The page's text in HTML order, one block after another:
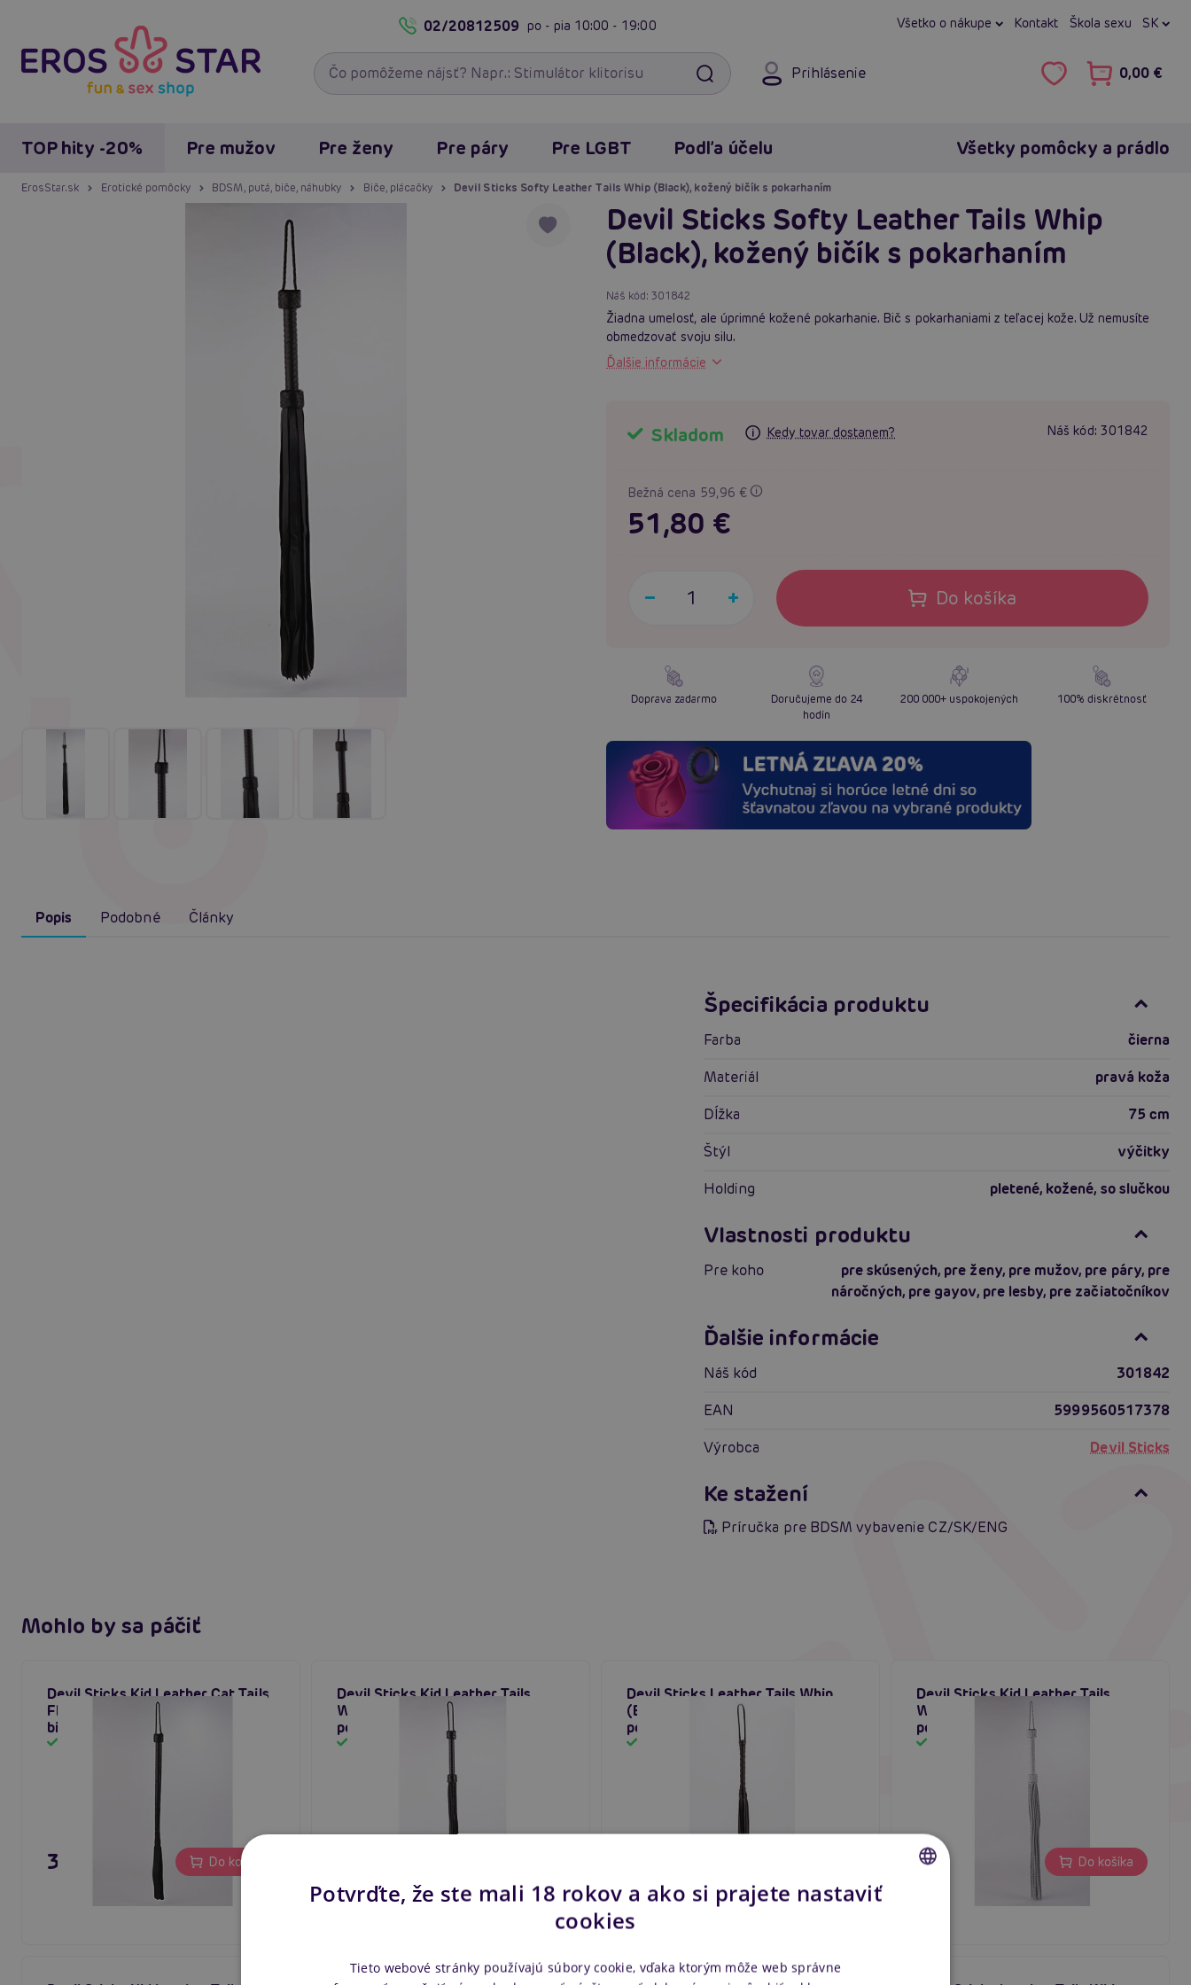
02/20812509 po - pia 10:00 - 19:00 Všetko o nákupe Kontakt Škola sexu SK
Prihlásenie 0,00 €
TOP hity -20% Pre mužov Pre ženy Pre páry Pre LGBT Podľa účelu Všetky pomôcky a prádlo
ErosStar.sk Erotické pomôcky BDSM, putá, biče, náhubky Biče, plácačky Devil Sticks Softy Leather Tails Whip (Black), kožený bičík s pokarhaním
Devil Sticks Softy Leather Tails Whip
(Black), kožený bičík s pokarhaním
Náš kód:301842
Žiadna umelosť, ale úprimné kožené pokarhanie. Bič s pokarhaniami z teľacej kože. Už nemusíte
obmedzovať svoju silu.
Ďalšie informácie
Skladom Kedy tovar dostanem? Náš kód: 301842
Bežná cena 59,96 €
51,80 €
Do košíka
Doprava zadarmo
Doručujeme do 24
hodín
200 000+ uspokojených 100% diskrétnosť
Popis Podobné Články
Špecifikácia produktu
Farba
čierna
Materiál
pravá koža
Dĺžka
75 cm
Štýl
výčitky
Holding
pletené, kožené, so slučkou
Vlastnosti produktu
Pre koho pre skúsených, pre ženy, pre mužov, pre páry, pre
náročných, pre gayov, pre lesby, pre začiatočníkov
Ďalšie informácie
Náš kód
301842
EAN
5999560517378
Výrobca
Devil Sticks
Ke stažení
Príručka pre BDSM vybavenie CZ/SK/ENG
Mohlo by sa páčiť
Devil Sticks Kid Leather Cat Tails
Flogger (Black), kožený bdsm
bičík
35,80 € Do košíka
Devil Sticks Kid Leather Tails
Whip (Black), kožený bičík s
pokarhaním
Devil Sticks Leather Tails Whip
(Black), kožený bičík s
pokarhaním
Devil Sticks Kid Leather Tails
Whip (White), kožený bičík s
pokarhaním
39,80 € Do košíka
Potvrďte, že ste mali 18 rokov a ako si prajete nastaviť
cookies
Tieto webové stránky používajú súbory cookie, vďaka ktorým môže web správne